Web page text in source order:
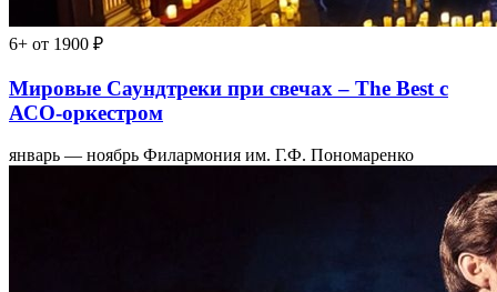
6+ от 1900 ₽
Мировые Саундтреки при свечах – The Best с
АСО-оркестром
январь — ноябрь Филармония им. Г.Ф. Пономаренко